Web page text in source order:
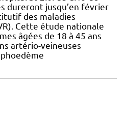
dureront jusqu’en février
des maladies
Cette étude nationale
âgées de 18 à 45 ans
artério-veineuses